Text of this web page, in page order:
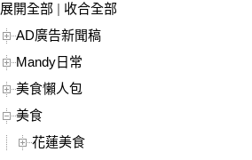
展開全部 | 收合全部
AD廣告新聞稿
Mandy日常
美食懶人包
美食
花蓮美食